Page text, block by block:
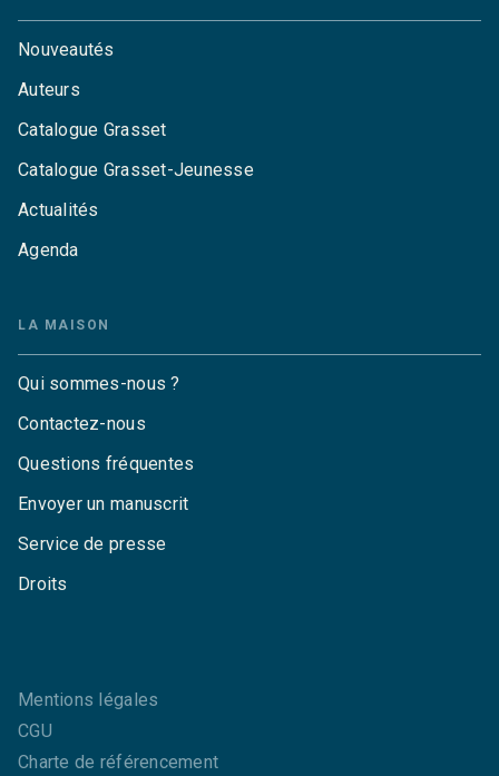
Nouveautés
Auteurs
Catalogue Grasset
Catalogue Grasset-Jeunesse
Actualités
Agenda
LA MAISON
Qui sommes-nous ?
Contactez-nous
Questions fréquentes
Envoyer un manuscrit
Service de presse
Droits
Mentions légales
CGU
Charte de référencement